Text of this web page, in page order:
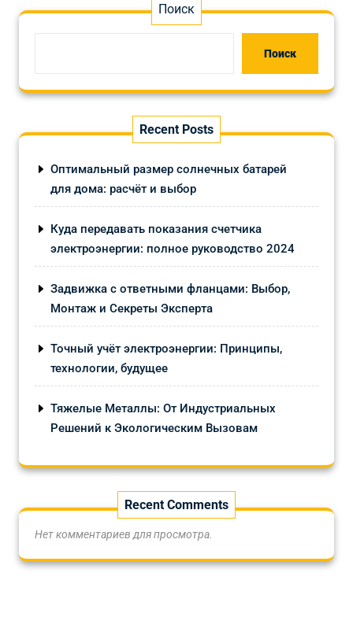
Поиск
Поиск
Recent Posts
Оптимальный размер солнечных батарей
для дома: расчёт и выбор
Куда передавать показания счетчика
электроэнергии: полное руководство 2024
Задвижка с ответными фланцами: Выбор,
Монтаж и Секреты Эксперта
Точный учёт электроэнергии: Принципы,
технологии, будущее
Тяжелые Металлы: От Индустриальных
Решений к Экологическим Вызовам
Recent Comments
Нет комментариев для просмотра.